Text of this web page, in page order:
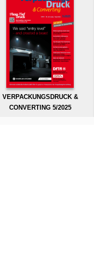
VERPACKUNGSDRUCK &
CONVERTING 5/2025